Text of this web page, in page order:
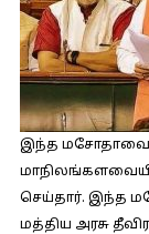
இந்த மசோதாவை
செய்தார். இந்த
மத்திய அரசு